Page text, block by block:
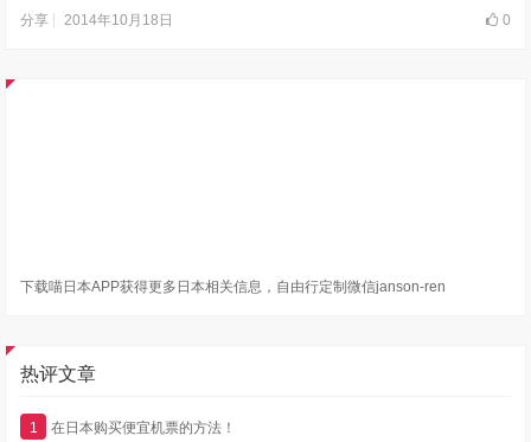
分享 2014年10月18日 0
下载喵日本APP获得更多日本相关信息，自由行定制微信janson-ren
热评文章
1 在日本购买便宜机票的方法！